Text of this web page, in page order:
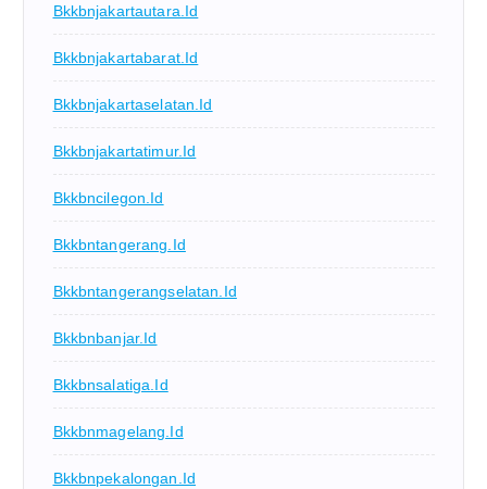
Bkkbnjakartautara.id
Bkkbnjakartabarat.id
Bkkbnjakartaselatan.id
Bkkbnjakartatimur.id
Bkkbncilegon.id
Bkkbntangerang.id
Bkkbntangerangselatan.id
Bkkbnbanjar.id
Bkkbnsalatiga.id
Bkkbnmagelang.id
Bkkbnpekalongan.id